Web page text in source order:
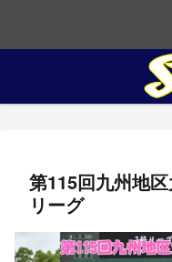
第115回九州地
リーグ